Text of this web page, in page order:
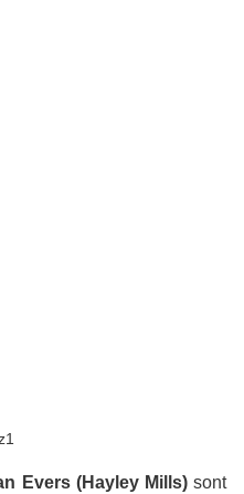
Evers (Hayley Mills)sont